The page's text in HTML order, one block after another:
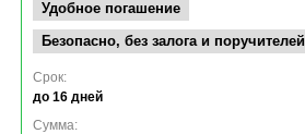
Удобное погашение
Безопасно, без залога и поручителей
Срок:
до 16 дней
Сумма: